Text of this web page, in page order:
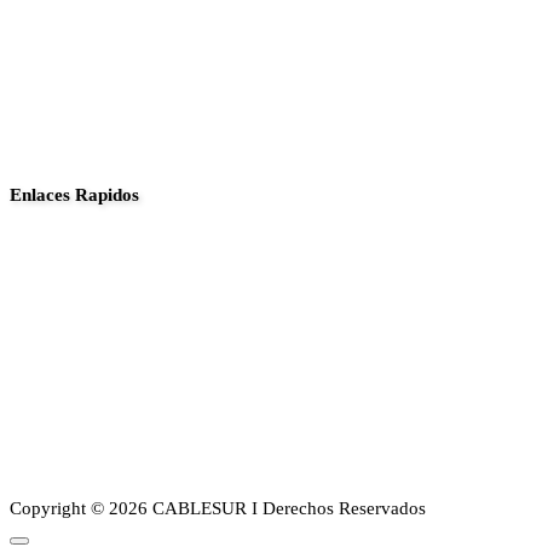
Enlaces Rapidos
Copyright © 2026 CABLESUR I Derechos Reservados